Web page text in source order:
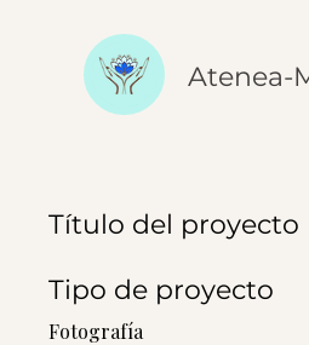
Atenea-
Título del proyecto
Tipo de proyecto
Fotografía